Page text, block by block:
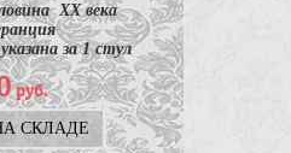
ХХ века
за 1 стул
руб.
СКЛАДЕ